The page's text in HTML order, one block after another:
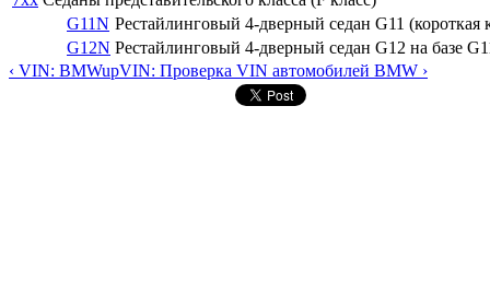
G11N Рестайлинговый 4-дверный седан G11 (короткая
G12N Рестайлинговый 4-дверный седан G12 на базе
‹ VIN: BMWupVIN: Проверка VIN автомобилей BMW ›